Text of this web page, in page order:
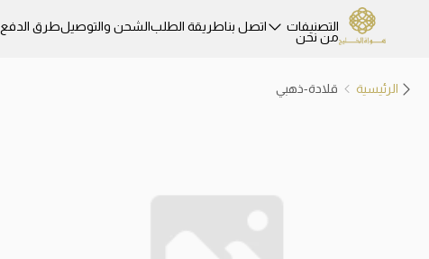
التصنيفات اتصل بناطريقة الطلبالشحن والتوصيلطرق الدفع
من نحن
الرئيسية قلادة-ذهبي